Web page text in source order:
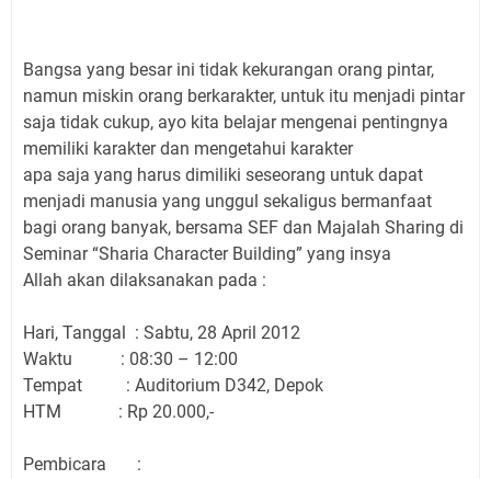
Bangsa yang besar ini tidak kekurangan orang pintar,
namun miskin orang berkarakter, untuk itu menjadi pintar
saja tidak cukup, ayo kita belajar mengenai pentingnya
memiliki karakter dan mengetahui karakter
apa saja yang harus dimiliki seseorang untuk dapat
menjadi manusia yang unggul sekaligus bermanfaat
bagi orang banyak, bersama SEF dan Majalah Sharing di
Seminar “Sharia Character Building” yang insya
Allah akan dilaksanakan pada :
Hari, Tanggal : Sabtu, 28 April 2012
Waktu : 08:30 – 12:00
Tempat : Auditorium D342, Depok
HTM : Rp 20.000,-
Pembicara :